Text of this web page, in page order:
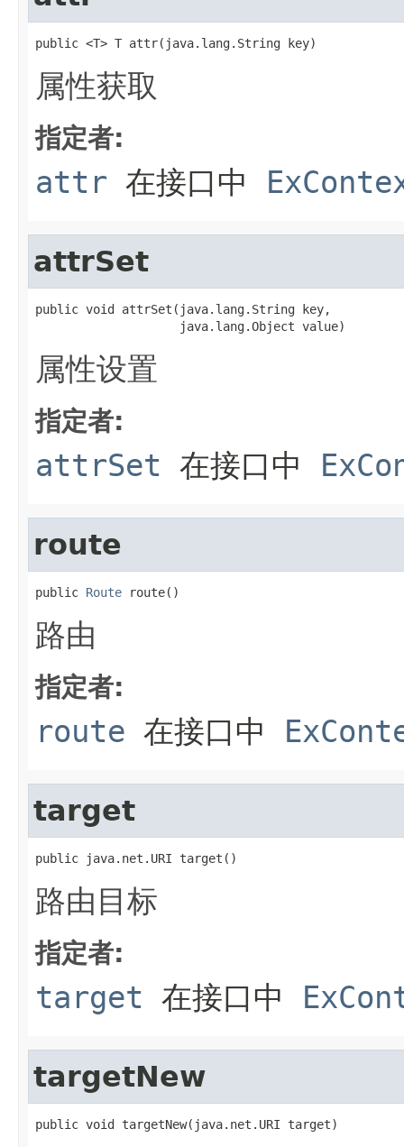
public <T> T attr(java.lang.String key)
属性获取
指定者:
attr 在接口中
attrSet
public void attrSet(java.lang.String key,
                    java.lang.Object value)
属性设置
指定者:
attrSet 在接口中
route
public Route route()
路由
指定者:
route 在接口中
target
public java.net.URI target()
路由目标
指定者:
target 在接口中
targetNew
public void targetNew(java.net.URI target)